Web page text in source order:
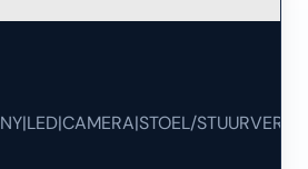
STUURVERW|